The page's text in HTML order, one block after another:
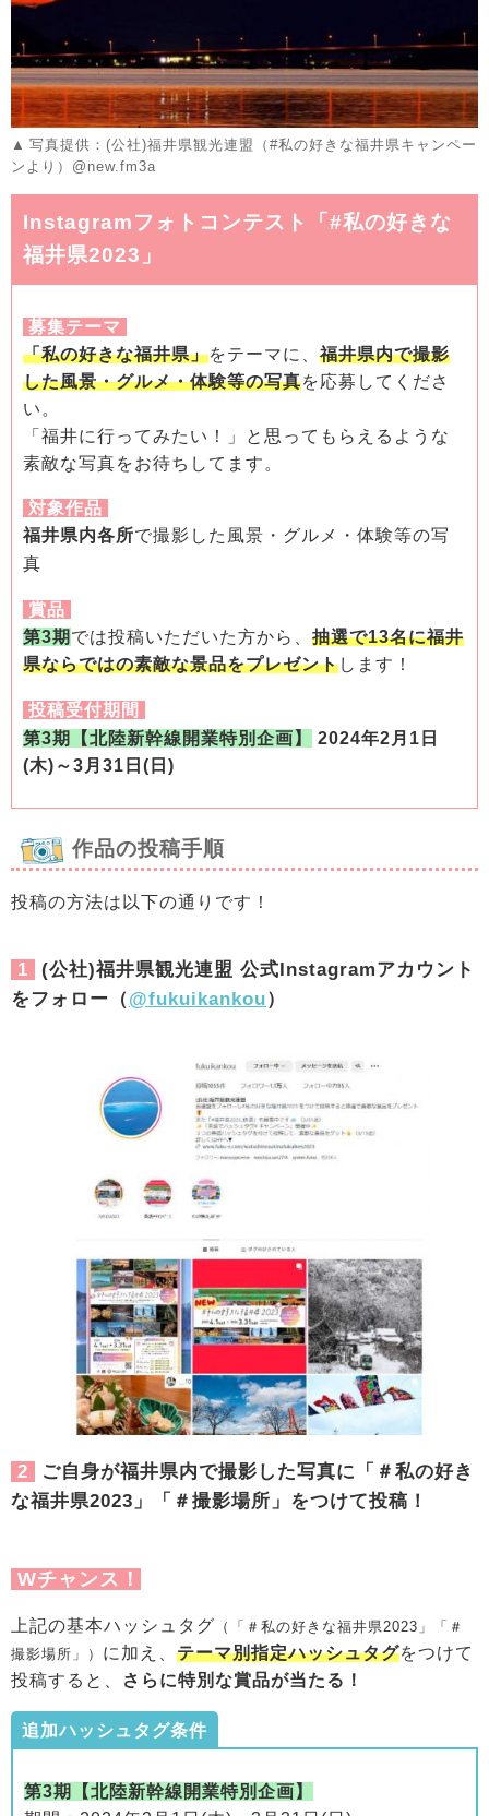
写真提供：(公社)福井県観光連盟（#私の好きな福井県キャンペー
ンより）@new.fm3a
Instagramフォトコンテスト「#私の好きな
福井県2023」
募集テーマ
「私の好きな福井県」をテーマに、 福井県内で撮影
した風景・グルメ・体験等の写真を応募してくださ
い。
「福井に行ってみたい！」と思ってもらえるような
素敵な写真をお待ちしてます。
対象作品
福井県内各所で撮影した風景・グルメ・体験等の写
真
賞品
第3期 では投稿いただいた方から、 抽選で13名に福井
県ならではの素敵な景品をプレゼントします！
投稿受付期間
第3期【北陸新幹線開業特別企画】
2024年2月1日
(木)～3月31日(日)
作品の投稿手順
投稿の方法は以下の通りです！
1
(公社)福井県観光連盟 公式Instagramアカウント
をフォロー（ @fukuikankou）
2 ご自身が福井県内で撮影した写真に
「＃私の好き
な福井県2023」
「＃撮影場所」 をつけて投稿！
Wチャンス！
上記の基本ハッシュタグ （「＃私の好きな福井県2023」「＃
撮影場所」） に加え、 テーマ別指定ハッシュタグをつけて
投稿すると、
さらに特別な賞品が当たる！
追加ハッシュタグ条件
第3期【北陸新幹線開業特別企画】